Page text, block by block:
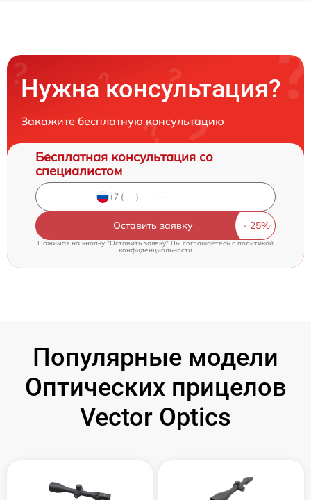
Нужна консультация?
Закажите бесплатную консультацию
Бесплатная консультация со
специалистом
Оставить заявку
Нажимая на кнопку "Оставить заявку" Вы соглашаетесь cполитикой
конфиденциальности
Популярные модели
Оптических прицелов
Vector Optics